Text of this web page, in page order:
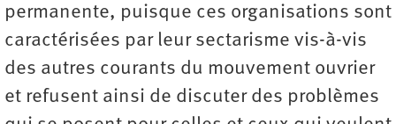
permanente, puisque ces organisations sont
caractérisées par leur sectarisme vis-à-vis
des autres courants du mouvement ouvrier
et refusent ainsi de discuter des problèmes